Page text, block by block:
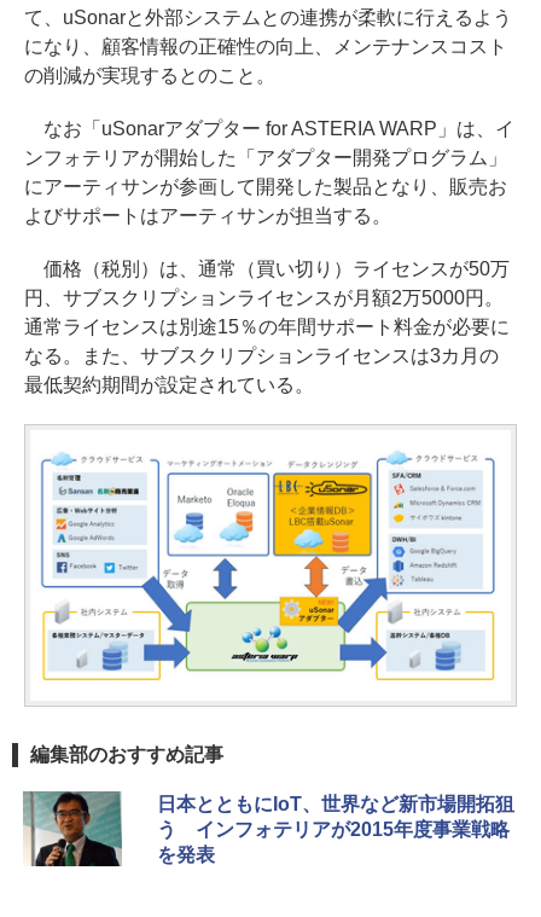
て、uSonarと外部システムとの連携が柔軟に行えるよう
になり、顧客情報の正確性の向上、メンテナンスコスト
の削減が実現するとのこと。
なお「uSonarアダプター for ASTERIA WARP」は、イ
ンフォテリアが開始した「アダプター開発プログラム」
にアーティサンが参画して開発した製品となり、販売お
よびサポートはアーティサンが担当する。
価格（税別）は、通常（買い切り）ライセンスが50万
円、サブスクリプションライセンスが月額2万5000円。
通常ライセンスは別途15％の年間サポート料金が必要に
なる。また、サブスクリプションライセンスは3カ月の
最低契約期間が設定されている。
編集部のおすすめ記事
日本とともにIoT、世界など新市場開拓狙
う インフォテリアが2015年度事業戦略
を発表